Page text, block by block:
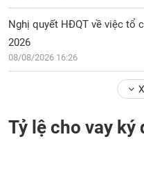
Nghị quyết HĐQT về việc tổ
2026
08/08/2026 16:26
Tỷ lệ cho vay ký